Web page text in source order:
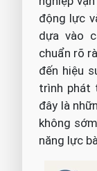
động lực
dựa vào
chuẩn rõ
đến hiệu
trình phát
đây là
không
năng lực